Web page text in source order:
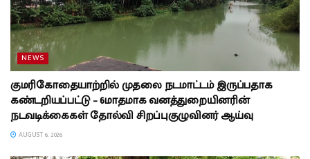
NEWS
குமரிகோதையாற்றில் முதலை நடமாட்டம் இருப்பதாக
கண்டறியப்பட்டு – 6மாதமாக வனத்துறையினரின்
நடவடிக்கைகள் தோல்வி சிறப்புகுழுவினர் ஆய்வு
AUGUST 6, 2026